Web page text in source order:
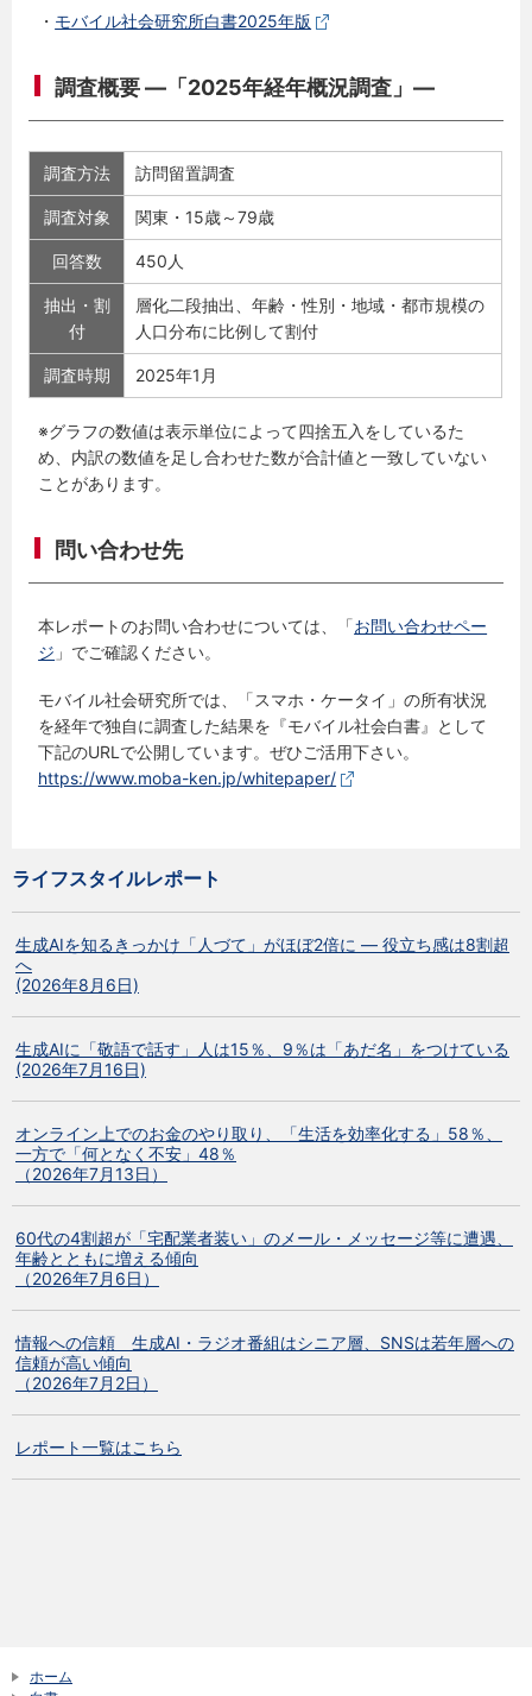
・ モバイル社会研究所白書2025年版
調査概要 ―「2025年経年概況調査」―
調査方法 訪問留置調査
調査対象 関東・15歳～79歳
回答数 450人
抽出・割
付
層化二段抽出、年齢・性別・地域・都市規模の
人口分布に比例して割付
調査時期 2025年1月
※グラフの数値は表示単位によって四捨五入をしているた
め、内訳の数値を足し合わせた数が合計値と一致していない
ことがあります。
問い合わせ先
本レポートのお問い合わせについては、「お問い合わせペー
ジ 」でご確認ください。
モバイル社会研究所では、「スマホ・ケータイ」の所有状況
を経年で独自に調査した結果を『モバイル社会白書』として
下記のURLで公開しています。ぜひご活用下さい。
https://www.moba-ken.jp/whitepaper/
ライフスタイルレポート
生成AIを知るきっかけ「人づて」がほぼ2倍に ― 役立ち感は8割超
へ
(2026年8月6日)
生成AIに「敬語で話す」人は15％、9％は「あだ名」をつけている
(2026年7月16日)
オンライン上でのお金のやり取り、「生活を効率化する」58％、
一方で「何となく不安」48％
（2026年7月13日）
60代の4割超が「宅配業者装い」のメール・メッセージ等に遭遇、
年齢とともに増える傾向
（2026年7月6日）
情報への信頼 生成AI・ラジオ番組はシニア層、SNSは若年層への
信頼が高い傾向
（2026年7月2日）
レポート一覧はこちら
ホーム